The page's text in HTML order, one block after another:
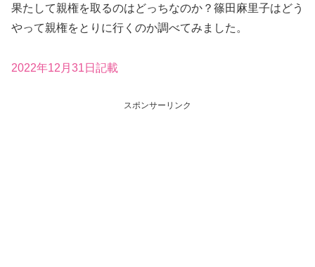
果たして親権を取るのはどっちなのか？篠田麻里子はどう
やって親権をとりに行くのか調べてみました。
2022年12月31日記載
スポンサーリンク